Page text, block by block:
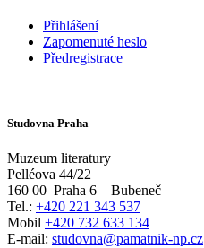
Přihlášení
Zapomenuté heslo
Předregistrace
Studovna Praha
Muzeum literatury
Pelléova 44/22
160 00 Praha 6 – Bubeneč
Tel.: +420 221 343 537
Mobil +420 732 633 134
E-mail: studovna@pamatnik-np.cz